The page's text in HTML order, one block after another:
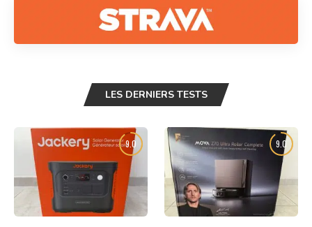
LES DERNIERS TESTS
9.0 9.0